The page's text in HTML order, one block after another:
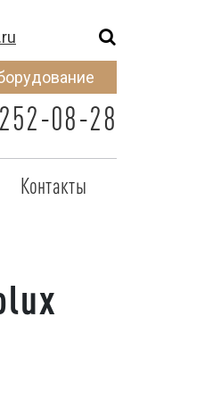
08-28
Контакты